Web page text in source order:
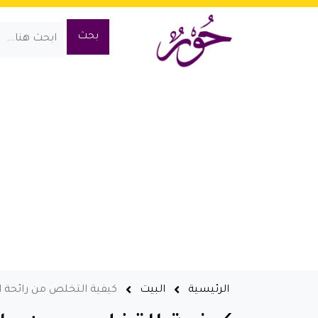
الرئيسية البيت كيفية التخلص من رائحة